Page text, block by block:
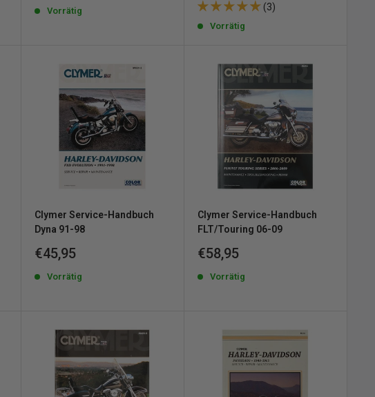
Vorrätig (3)
Vorrätig
Clymer Service-Handbuch
Dyna 91-98
Sonderpreis
€45,95
Vorrätig
Clymer Service-Handbuch
FLT/Touring 06-09
Sonderpreis
€58,95
Vorrätig